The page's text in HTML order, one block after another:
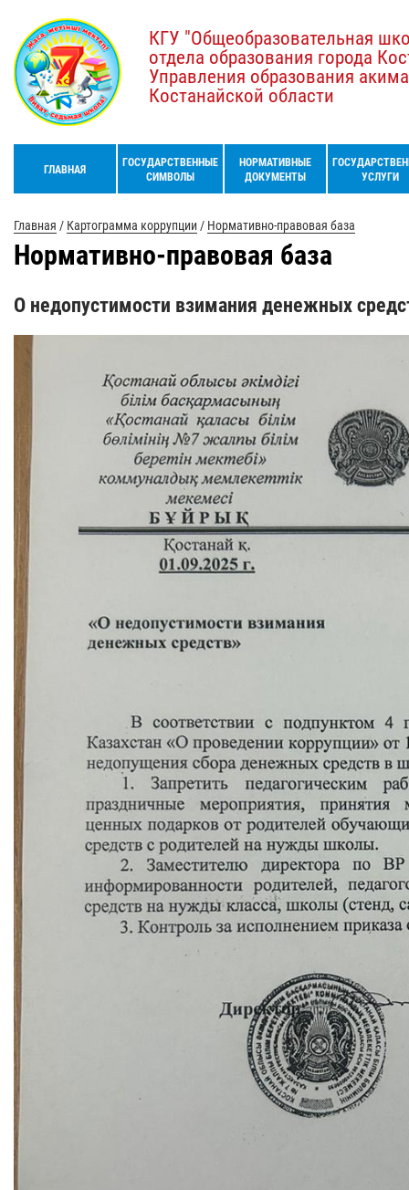
КГУ "Общеобразовательная
отдела образования города
Управления образования
Костанайской области
ГЛАВНАЯ
ГОСУДАРСТВЕННЫЕ
СИМВОЛЫ
НОРМАТИВНЫЕ
ДОКУМЕНТЫ
УСЛУГИ
Главная / Картограмма коррупции / Нормативно-правовая база
Нормативно-правовая база
О недопустимости взимания денежных